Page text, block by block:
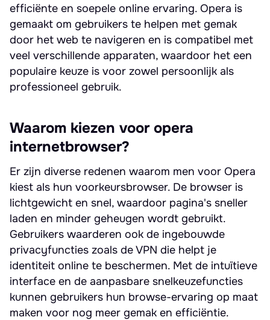
efficiënte en soepele online ervaring. Opera is
gemaakt om gebruikers te helpen met gemak
door het web te navigeren en is compatibel met
veel verschillende apparaten, waardoor het een
populaire keuze is voor zowel persoonlijk als
professioneel gebruik.
Waarom kiezen voor opera
internetbrowser?
Er zijn diverse redenen waarom men voor Opera
kiest als hun voorkeursbrowser. De browser is
lichtgewicht en snel, waardoor pagina's sneller
laden en minder geheugen wordt gebruikt.
Gebruikers waarderen ook de ingebouwde
privacyfuncties zoals de VPN die helpt je
identiteit online te beschermen. Met de intuïtieve
interface en de aanpasbare snelkeuzefuncties
kunnen gebruikers hun browse-ervaring op maat
maken voor nog meer gemak en efficiëntie.